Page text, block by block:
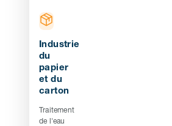
Industrie
du
papier
et du
carton
Traitement
de l'eau